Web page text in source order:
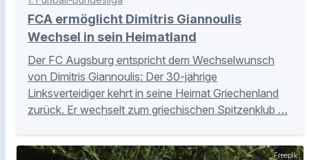
FCA ermöglicht Dimitris Giannoulis
Wechsel in sein Heimatland
Der FC Augsburg entspricht dem Wechselwunsch
von Dimitris Giannoulis: Der 30-jährige
Linksverteidiger kehrt in seine Heimat Griechenland
zurück. Er wechselt zum griechischen Spitzenklub …
Freepik